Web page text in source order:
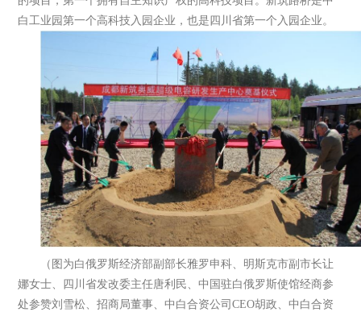
白工业园第一个高科技入园企业，也是四川省第一个入园企业。
（图为白俄罗斯经济部副部长雅罗申科、明斯克市副市长让
娜女士、四川省发改委主任唐利民、中国驻白俄罗斯使馆经商参
处参赞刘雪松、招商局董事、中白合资公司CEO胡政、中白合资